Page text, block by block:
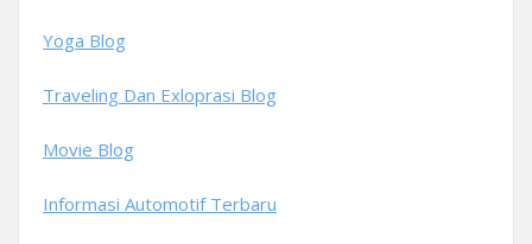
Yoga Blog
Traveling Dan Exloprasi Blog
Movie Blog
Informasi Automotif Terbaru